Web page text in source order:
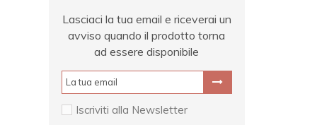
Lasciaci la tua email e riceverai un
avviso quando il prodotto torna
ad essere disponibile
Iscriviti alla Newsletter